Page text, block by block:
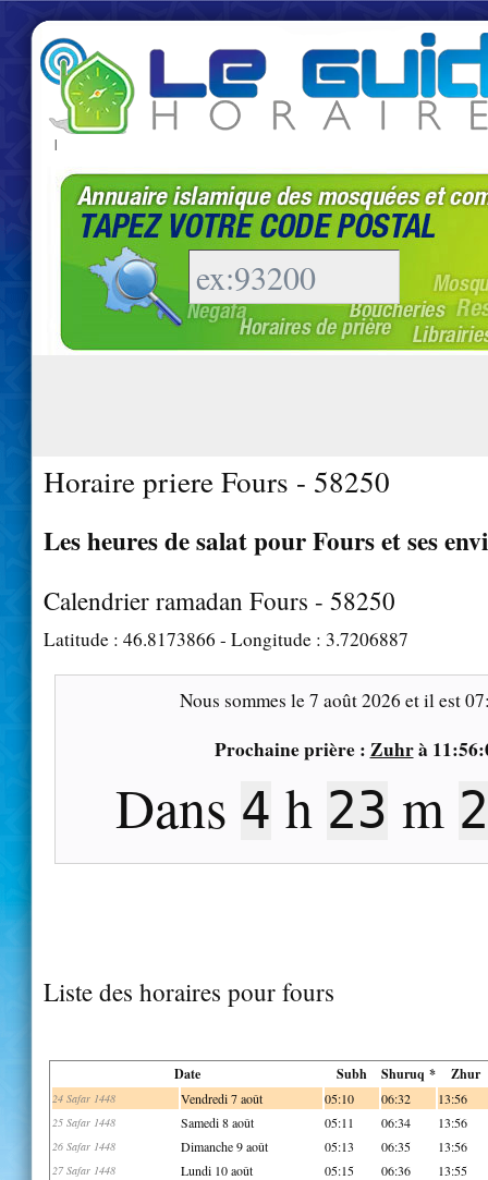
|
Horaire priere Fours - 58250
Les heures de salat pour Fours et ses
Calendrier ramadan Fours - 58250
Latitude : 46.8173866 - Longitude : 3.7206887
Nous sommes le7 août 2026 et il est
Prochaine prière : Zuhrà
Dans 4 h 23 m
Liste des horaires pour fours
Date Subh Shuruq * Zhur
24 Safar 1448 Vendredi 7 août 05:10 06:32 13:56
25 Safar 1448 Samedi 8 août 05:11 06:34 13:56
26 Safar 1448 Dimanche 9 août 05:13 06:35 13:56
27 Safar 1448 Lundi 10 août 05:15 06:36 13:55